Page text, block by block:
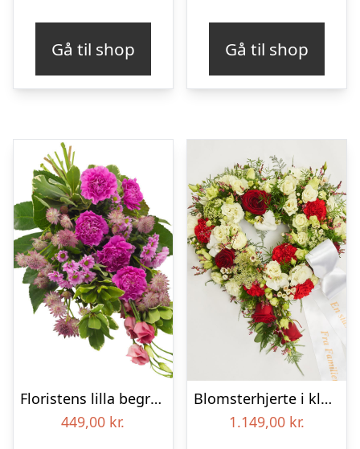
Gå til shop Gå til shop
Floristens lilla begravelses­buket
449,00 kr.
Blomsterhjerte i klassisk stil med bånd
1.149,00 kr.